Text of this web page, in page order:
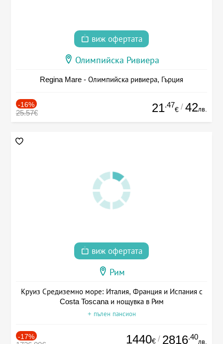
виж офертата
Олимпийска Ривиера
Regina Mare - Олимпийска ривиера, Гърция
-16%
25.57€ 21.47
€ / 42лв.
виж офертата
Рим
Круиз Средиземно море: Италия, Франция и Испания с
Costa Toscana и нощувка в Рим
+ пълен пансион
-17% 1440€ / 2816.40
лв.